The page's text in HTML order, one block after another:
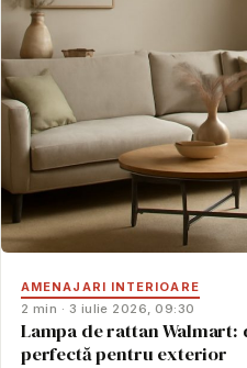
AMENAJARI INTERIOARE
2 min · 3 iulie 2026, 09:30
Lampa de rattan
perfectă pentru exterior